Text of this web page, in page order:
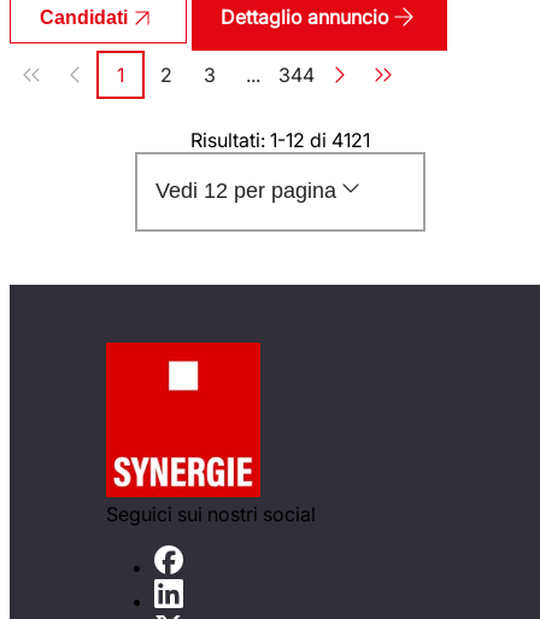
Candidati Dettaglio annuncio
Paginazione
Pagina
1 Pagina
2 Pagina
3 ... Pagina
344
Risultati: 1-12 di 4121
Vedi 12 per pagina
Seguici sui nostri social